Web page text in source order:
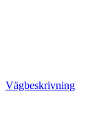
Vägbeskrivning